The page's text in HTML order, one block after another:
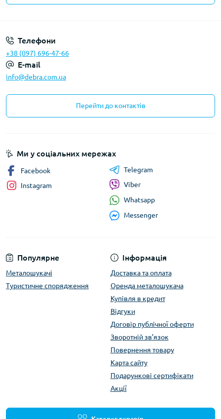
Телефони
+38 (097) 696-47-66
E-mail
info@debra.com.ua
Перейти до контактів
Популярне
Металошукачі
Туристичне спорядження
Інформація
Доставка та оплата
Оренда металошукача
Купівля в кредит
Відгуки
Договір публічної оферти
Зворотній зв’язок
Повернення товару
Карта сайту
Подарункові сертифікати
Акції
Ми у соціальних мережах
Facebook
Instagram
Telegram
Viber
Whatsapp
Messenger